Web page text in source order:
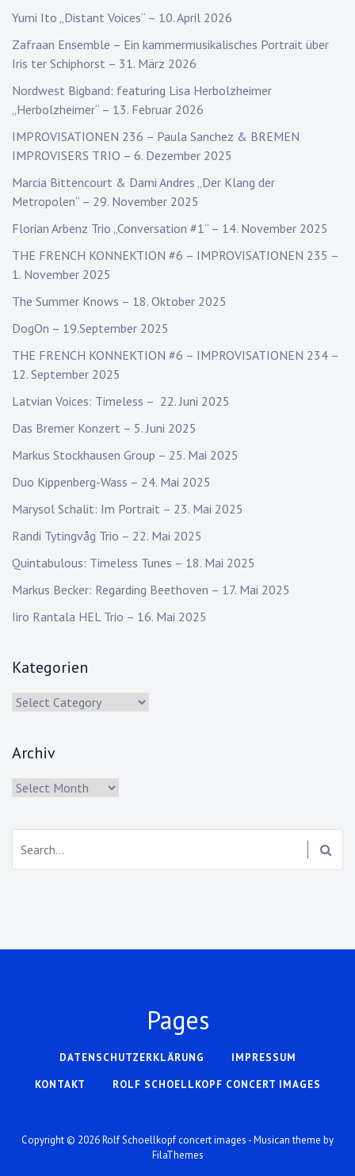
Yumi Ito „Distant Voices“ – 10. April 2026
Zafraan Ensemble – Ein kammermusikalisches Portrait über
Iris ter Schiphorst – 31. März 2026
Nordwest Bigband: featuring Lisa Herbolzheimer
„Herbolzheimer“ – 13. Februar 2026
IMPROVISATIONEN 236 – Paula Sanchez & BREMEN
IMPROVISERS TRIO – 6. Dezember 2025
Marcia Bittencourt & Dami Andres „Der Klang der
Metropolen“ – 29. November 2025
Florian Arbenz Trio „Conversation #1“ – 14. November 2025
THE FRENCH KONNEKTION #6 – IMPROVISATIONEN 235 –
1. November 2025
The Summer Knows – 18. Oktober 2025
DogOn – 19.September 2025
THE FRENCH KONNEKTION #6 – IMPROVISATIONEN 234 –
12. September 2025
Latvian Voices: Timeless – 22. Juni 2025
Das Bremer Konzert – 5. Juni 2025
Markus Stockhausen Group – 25. Mai 2025
Duo Kippenberg-Wass – 24. Mai 2025
Marysol Schalit: Im Portrait – 23. Mai 2025
Randi Tytingvåg Trio – 22. Mai 2025
Quintabulous: Timeless Tunes – 18. Mai 2025
Markus Becker: Regarding Beethoven – 17. Mai 2025
Iiro Rantala HEL Trio – 16. Mai 2025
Kategorien
Kategorien
Archiv
Archiv
Pages
DATENSCHUTZERKLÄRUNG
IMPRESSUM
KONTAKT
ROLF SCHOELLKOPF CONCERT IMAGES
Copyright © 2026Rolf Schoellkopf concert images - Musican theme by
FilaThemes